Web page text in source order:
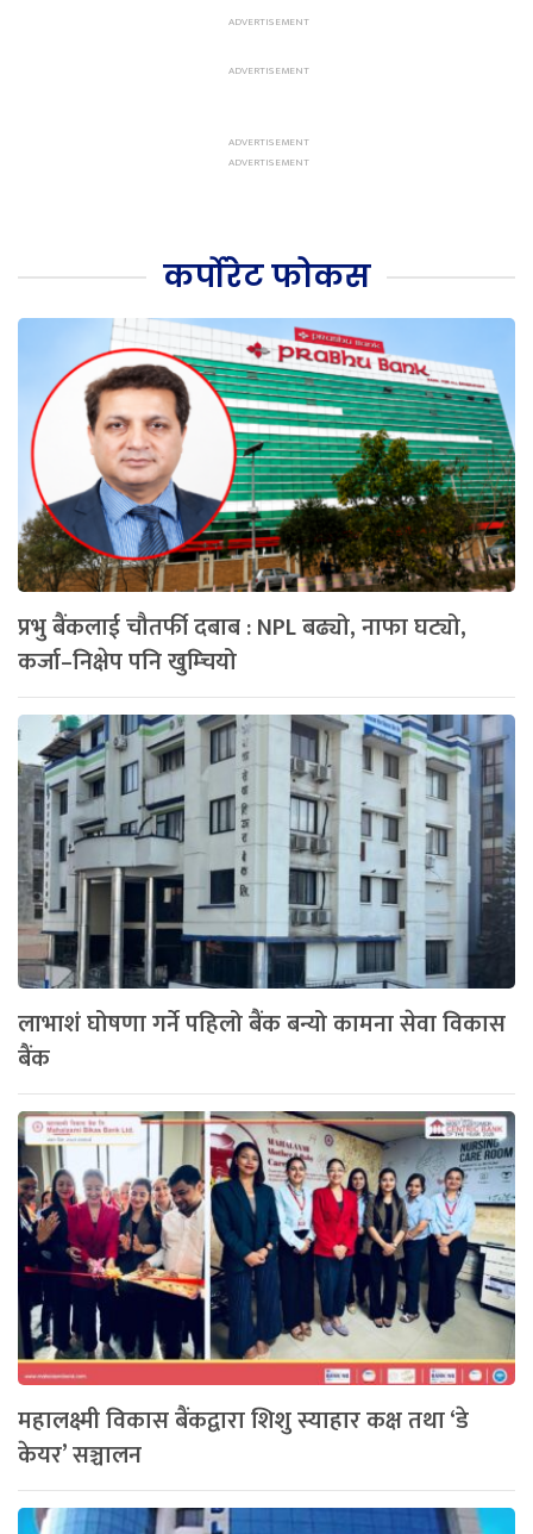
कर्पोरेट फोकस
प्रभु बैंकलाई चौतर्फी दबाब : NPL बढ्यो, नाफा घट्यो,
कर्जा–निक्षेप पनि खुम्चियो
लाभाशं घोषणा गर्ने पहिलो बैंक बन्यो कामना सेवा विकास
बैंक
महालक्ष्मी विकास बैंकद्वारा शिशु स्याहार कक्ष तथा ‘डे
केयर’ सञ्चालन